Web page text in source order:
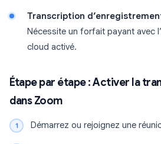
Transcription
Nécessite un forfait payant avec
cloud activé.
Étape par étape : Activer la
dans Zoom
Démarrez ou rejoignez une